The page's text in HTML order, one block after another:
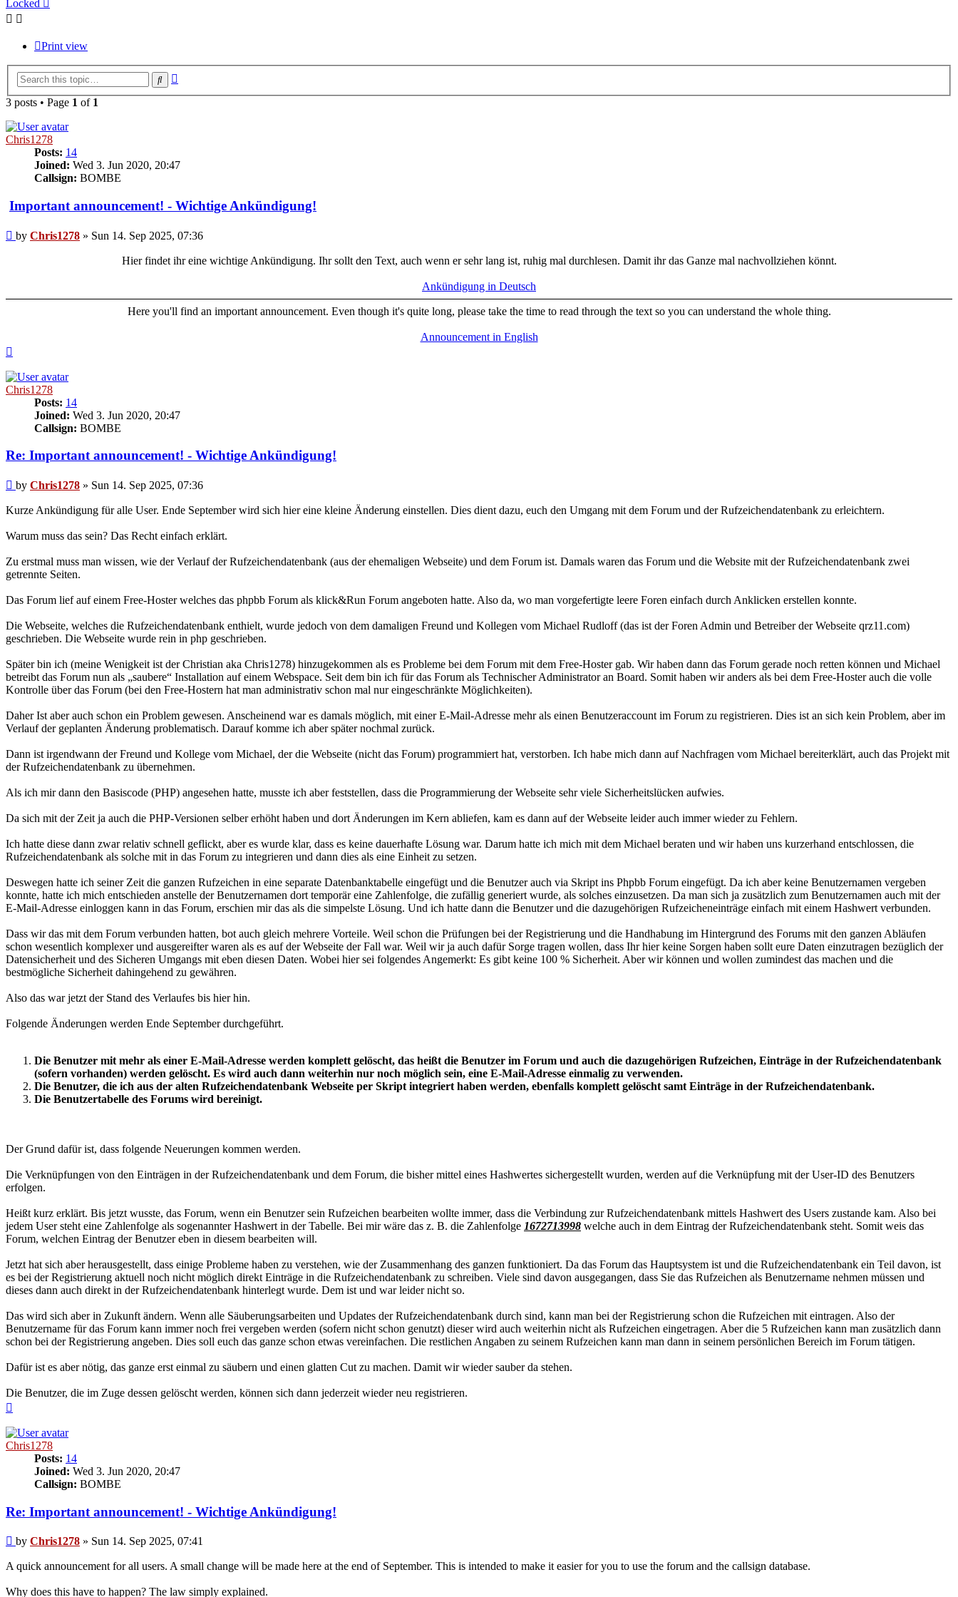
Locked
Print view
Search
3 posts • Page 1 of 1
Chris1278
Posts: 14
Joined: Wed 3. Jun 2020, 20:47
Callsign: BOMBE
Important announcement! - Wichtige Ankündigung!
Post
by Chris1278 » Sun 14. Sep 2025, 07:36
Hier findet ihr eine wichtige Ankündigung. Ihr sollt den Text, auch wenn er sehr lang ist, ruhig mal durchlesen. Damit ihr das Ganze mal nachvollziehen könnt.
Ankündigung in Deutsch
Here you'll find an important announcement. Even though it's quite long, please take the time to read through the text so you can understand the whole thing.
Announcement in English
Chris1278
Posts: 14
Joined: Wed 3. Jun 2020, 20:47
Callsign: BOMBE
Re: Important announcement! - Wichtige Ankündigung!
Post
by Chris1278 » Sun 14. Sep 2025, 07:36
Kurze Ankündigung für alle User. Ende September wird sich hier eine kleine Änderung einstellen. Dies dient dazu, euch den Umgang mit dem Forum und der Rufzeichendatenbank zu erleichtern.
Warum muss das sein? Das Recht einfach erklärt.
Zu erstmal muss man wissen, wie der Verlauf der Rufzeichendatenbank (aus der ehemaligen Webseite) und dem Forum ist. Damals waren das Forum und die Website mit der Rufzeichendatenbank zwei
getrennte Seiten.
Das Forum lief auf einem Free-Hoster welches das phpbb Forum als klick&Run Forum angeboten hatte. Also da, wo man vorgefertigte leere Foren einfach durch Anklicken erstellen konnte.
Die Webseite, welches die Rufzeichendatenbank enthielt, wurde jedoch von dem damaligen Freund und Kollegen vom Michael Rudloff (das ist der Foren Admin und Betreiber der Webseite qrz11.com)
geschrieben. Die Webseite wurde rein in php geschrieben.
Später bin ich (meine Wenigkeit ist der Christian aka Chris1278) hinzugekommen als es Probleme bei dem Forum mit dem Free-Hoster gab. Wir haben dann das Forum gerade noch retten können und Michael
betreibt das Forum nun als „saubere“ Installation auf einem Webspace. Seit dem bin ich für das Forum als Technischer Administrator an Board. Somit haben wir anders als bei dem Free-Hoster auch die volle
Kontrolle über das Forum (bei den Free-Hostern hat man administrativ schon mal nur eingeschränkte Möglichkeiten).
Daher Ist aber auch schon ein Problem gewesen. Anscheinend war es damals möglich, mit einer E-Mail-Adresse mehr als einen Benutzeraccount im Forum zu registrieren. Dies ist an sich kein Problem, aber im
Verlauf der geplanten Änderung problematisch. Darauf komme ich aber später nochmal zurück.
Dann ist irgendwann der Freund und Kollege vom Michael, der die Webseite (nicht das Forum) programmiert hat, verstorben. Ich habe mich dann auf Nachfragen vom Michael bereiterklärt, auch das Projekt mit
der Rufzeichendatenbank zu übernehmen.
Als ich mir dann den Basiscode (PHP) angesehen hatte, musste ich aber feststellen, dass die Programmierung der Webseite sehr viele Sicherheitslücken aufwies.
Da sich mit der Zeit ja auch die PHP-Versionen selber erhöht haben und dort Änderungen im Kern abliefen, kam es dann auf der Webseite leider auch immer wieder zu Fehlern.
Ich hatte diese dann zwar relativ schnell geflickt, aber es wurde klar, dass es keine dauerhafte Lösung war. Darum hatte ich mich mit dem Michael beraten und wir haben uns kurzerhand entschlossen, die
Rufzeichendatenbank als solche mit in das Forum zu integrieren und dann dies als eine Einheit zu setzen.
Deswegen hatte ich seiner Zeit die ganzen Rufzeichen in eine separate Datenbanktabelle eingefügt und die Benutzer auch via Skript ins Phpbb Forum eingefügt. Da ich aber keine Benutzernamen vergeben
konnte, hatte ich mich entschieden anstelle der Benutzernamen dort temporär eine Zahlenfolge, die zufällig generiert wurde, als solches einzusetzen. Da man sich ja zusätzlich zum Benutzernamen auch mit der
E-Mail-Adresse einloggen kann in das Forum, erschien mir das als die simpelste Lösung. Und ich hatte dann die Benutzer und die dazugehörigen Rufzeicheneinträge einfach mit einem Hashwert verbunden.
Dass wir das mit dem Forum verbunden hatten, bot auch gleich mehrere Vorteile. Weil schon die Prüfungen bei der Registrierung und die Handhabung im Hintergrund des Forums mit den ganzen Abläufen
schon wesentlich komplexer und ausgereifter waren als es auf der Webseite der Fall war. Weil wir ja auch dafür Sorge tragen wollen, dass Ihr hier keine Sorgen haben sollt eure Daten einzutragen bezüglich der
Datensicherheit und des Sicheren Umgangs mit eben diesen Daten. Wobei hier sei folgendes Angemerkt: Es gibt keine 100 % Sicherheit. Aber wir können und wollen zumindest das machen und die
bestmögliche Sicherheit dahingehend zu gewähren.
Also das war jetzt der Stand des Verlaufes bis hier hin.
Folgende Änderungen werden Ende September durchgeführt.
Die Benutzer mit mehr als einer E-Mail-Adresse werden komplett gelöscht, das heißt die Benutzer im Forum und auch die dazugehörigen Rufzeichen, Einträge in der Rufzeichendatenbank
(sofern vorhanden) werden gelöscht. Es wird auch dann weiterhin nur noch möglich sein, eine E-Mail-Adresse einmalig zu verwenden.
Die Benutzer, die ich aus der alten Rufzeichendatenbank Webseite per Skript integriert haben werden, ebenfalls komplett gelöscht samt Einträge in der Rufzeichendatenbank.
Die Benutzertabelle des Forums wird bereinigt.
Der Grund dafür ist, dass folgende Neuerungen kommen werden.
Die Verknüpfungen von den Einträgen in der Rufzeichendatenbank und dem Forum, die bisher mittel eines Hashwertes sichergestellt wurden, werden auf die Verknüpfung mit der User-ID des Benutzers
erfolgen.
Heißt kurz erklärt. Bis jetzt wusste, das Forum, wenn ein Benutzer sein Rufzeichen bearbeiten wollte immer, dass die Verbindung zur Rufzeichendatenbank mittels Hashwert des Users zustande kam. Also bei
jedem User steht eine Zahlenfolge als sogenannter Hashwert in der Tabelle. Bei mir wäre das z. B. die Zahlenfolge 1672713998 welche auch in dem Eintrag der Rufzeichendatenbank steht. Somit weis das
Forum, welchen Eintrag der Benutzer eben in diesem bearbeiten will.
Jetzt hat sich aber herausgestellt, dass einige Probleme haben zu verstehen, wie der Zusammenhang des ganzen funktioniert. Da das Forum das Hauptsystem ist und die Rufzeichendatenbank ein Teil davon, ist
es bei der Registrierung aktuell noch nicht möglich direkt Einträge in die Rufzeichendatenbank zu schreiben. Viele sind davon ausgegangen, dass Sie das Rufzeichen als Benutzername nehmen müssen und
dieses dann auch direkt in der Rufzeichendatenbank hinterlegt wurde. Dem ist und war leider nicht so.
Das wird sich aber in Zukunft ändern. Wenn alle Säuberungsarbeiten und Updates der Rufzeichendatenbank durch sind, kann man bei der Registrierung schon die Rufzeichen mit eintragen. Also der
Benutzername für das Forum kann immer noch frei vergeben werden (sofern nicht schon genutzt) dieser wird auch weiterhin nicht als Rufzeichen eingetragen. Aber die 5 Rufzeichen kann man zusätzlich dann
schon bei der Registrierung angeben. Dies soll euch das ganze schon etwas vereinfachen. Die restlichen Angaben zu seinem Rufzeichen kann man dann in seinem persönlichen Bereich im Forum tätigen.
Dafür ist es aber nötig, das ganze erst einmal zu säubern und einen glatten Cut zu machen. Damit wir wieder sauber da stehen.
Die Benutzer, die im Zuge dessen gelöscht werden, können sich dann jederzeit wieder neu registrieren.
Chris1278
Posts: 14
Joined: Wed 3. Jun 2020, 20:47
Callsign: BOMBE
Re: Important announcement! - Wichtige Ankündigung!
Post
by Chris1278 » Sun 14. Sep 2025, 07:41
A quick announcement for all users. A small change will be made here at the end of September. This is intended to make it easier for you to use the forum and the callsign database.
Why does this have to happen? The law simply explained.